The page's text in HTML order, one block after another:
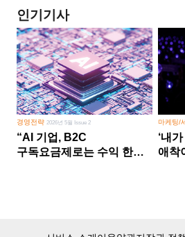
인기기사
경영전략 2026년 5월 Issue 2
“AI 기업, B2C
구독요금제로는 수익 한계
마케팅/
‘내
애착